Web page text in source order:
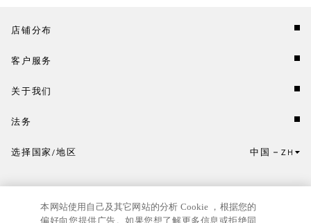
店铺分布
客户服务
关于我们
法务
点击此处选择国家/地区和语言。
选择国家/地区 中国 ZH
本网站使用自己及其它网站的分析 Cookie ，根据您的
偏好向您提供广告。如果您想了解更多信息或拒绝同